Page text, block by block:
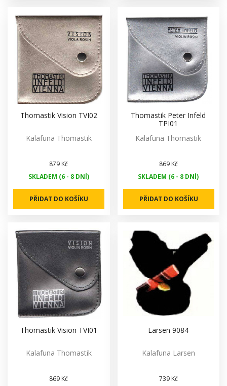
Thomastik Vision TVI02
Kalafuna Thomastik
879 Kč
SKLADEM (6 - 8 DNÍ)
PŘIDAT DO KOŠÍKU
Thomastik Peter Infeld
TPI01
Kalafuna Thomastik
869 Kč
SKLADEM (6 - 8 DNÍ)
PŘIDAT DO KOŠÍKU
Thomastik Vision TVI01
Kalafuna Thomastik
869 Kč
Larsen 9084
Kalafuna Larsen
739 Kč